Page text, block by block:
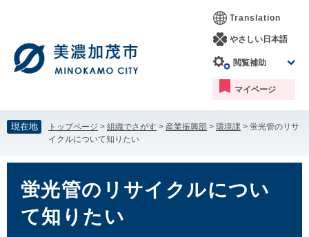
す。
し
て
本
へ
Translation
やさしい日本語
閲覧補助
マイページ
現在地 トップページ > 組織でさがす > 産業振興部 > 環境課 > 蛍光管のリサ
イクルについて知りたい
蛍光管のリサイクルについ
て知りたい